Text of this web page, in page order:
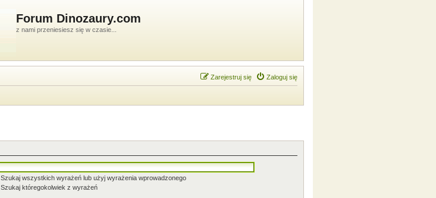
Forum Dinozaury.com
z nami przeniesiesz się w czasie...
Zaloguj się
Zarejestruj się
Szukaj wszystkich wyrażeń lub użyj wyrażenia wprowadzonego
Szukaj któregokolwiek z wyrażeń